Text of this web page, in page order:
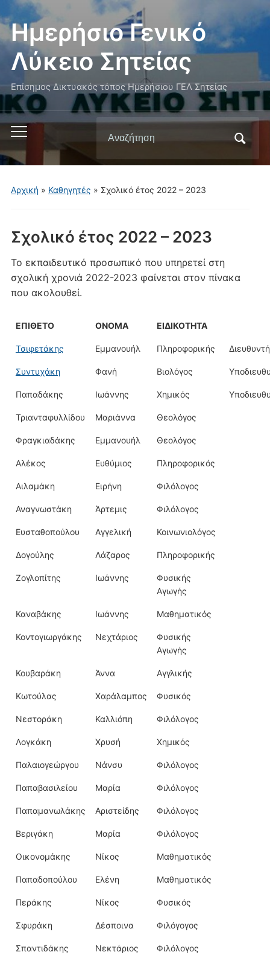
Ημερήσιο Γενικό
Λύκειο Σητείας
Επίσημος Δικτυακός τόπος Ημερήσιου ΓΕΛ Σητείας
Εναλλαγή
του
μενού
για
Αναζήτηση
για:
Αρχική» Καθηγητές » Σχολικό έτος 2022 – 2023
Σχολικό έτος 2022 – 2023
Το εκπαιδευτικό προσωπικό που υπηρετεί στη
σχολική χρονιά 2022-2023 φαίνεται στον πίνακα
που ακολουθεί.
ΕΠΊΘΕΤΟ ΟΝΟΜΑ ΕΙΔΙΚΌΤΗΤΑ
Τσιφετάκης Εμμανουήλ Πληροφορικής
Συντυχάκη Φανή Βιολόγος
Παπαδάκης Ιωάννης Χημικός
Τριανταφυλλίδου Μαριάννα Θεολόγος
Φραγκιαδάκης Εμμανουήλ Θεολόγος
Αλέκος Ευθύμιος Πληροφορικός
Αιλαμάκη Ειρήνη Φιλόλογος
Αναγνωστάκη Άρτεμις Φιλόλογος
Ευσταθοπούλου Αγγελική Κοινωνιολόγος
Δογούλης Λάζαρος Πληροφορικής
Ζογλοπίτης Ιωάννης
Φυσικής
Αγωγής
Καναβάκης Ιωάννης Μαθηματικός
Κοντογιωργάκης Νεχτάριος
Φυσικής
Αγωγής
Κουβαράκη Άννα Αγγλικής
Κωτούλας Χαράλαμπος Φυσικός
Νεστοράκη Καλλιόπη Φιλόλογος
Λογκάκη Χρυσή Χημικός
Παλαιογεώργου Νάνσυ Φιλόλογος
Παπαβασιλείου Μαρία Φιλόλογος
Παπαμανωλάκης Αριστείδης Φιλόλογος
Βεριγάκη Μαρία Φιλόλογος
Οικονομάκης Νίκος Μαθηματικός
Παπαδοπούλου Ελένη Μαθηματικός
Περάκης Νίκος Φυσικός
Σφυράκη Δέσποινα Φιλόγογος
Σπαντιδάκης Νεκτάριος Φιλόλογος